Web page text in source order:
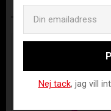
Nej tack, jag vill